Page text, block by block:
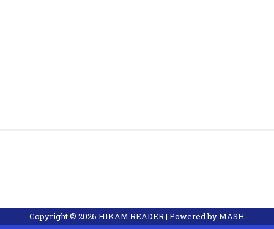
Copyright © 2026 HIKAM READER| Powered byMASH